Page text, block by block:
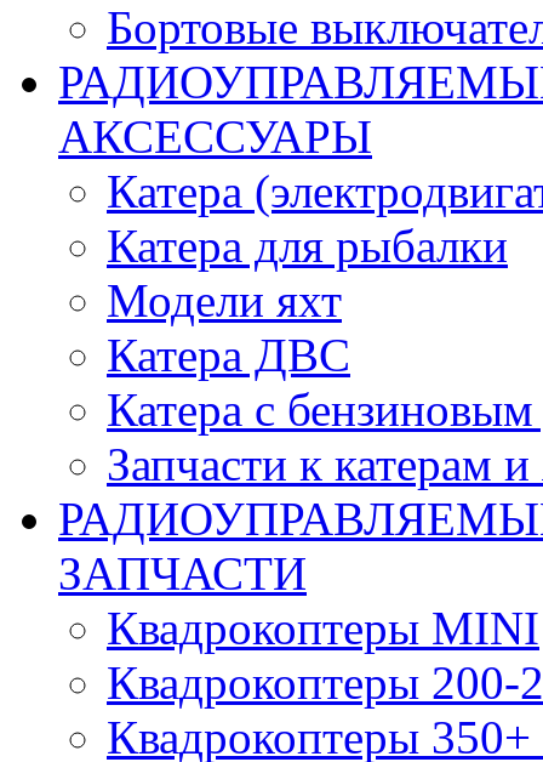
Бортовые
АКСЕССУАРЫ
Катера
Катера для рыбалки
Модели яхт
Катера ДВС
Катера с бензиновым
Запчасти к катерам
ЗАПЧАСТИ
Квадрокоптеры MINI
Квадрокоптеры 200-
Квадрокоптеры 350+